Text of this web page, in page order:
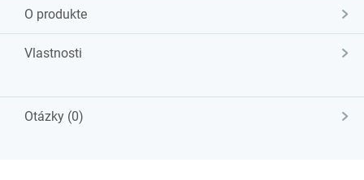
O produkte
Vlastnosti
Otázky (0)